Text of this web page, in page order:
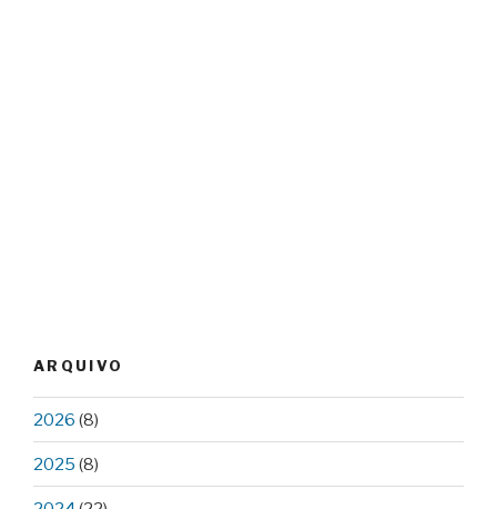
ARQUIVO
2026 (8)
2025 (8)